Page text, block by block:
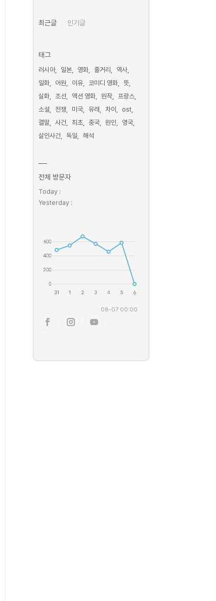
최근글 인기글
태그
러시아 일본 영화 줄거리
역사
일화
어원 이유 코미디 영화
뜻
실화
조선 액션 영화 원작
프랑스
소설
전쟁 미국 유래 차이
ost
결말
사건 최초 중국 원인
영국
살인사건
독일 해석
전체 방문자
Today :
Yesterday :
08-07 00:00